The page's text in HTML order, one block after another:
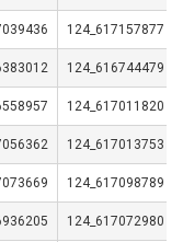
124_617157877
124_616744479
124_617011820
124_617013753
124_617098789
124_617072980